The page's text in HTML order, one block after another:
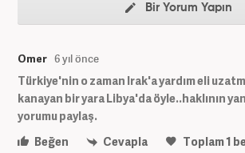
Bir Yorum Yapın
Omer 6 yıl önce
Türkiye'nin o zaman Irak'a yardım eli
kanayan bir yara Libya'da öyle..haklının
yorumu paylaş.
Beğen
Cevapla Toplam1